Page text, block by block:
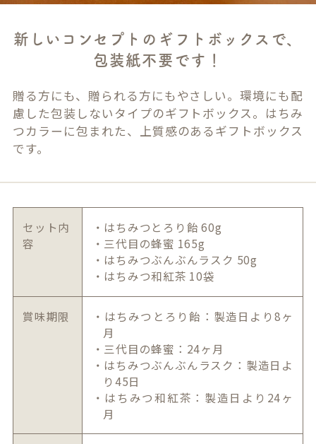
新しいコンセプトのギフトボックスで、
包装紙不要です！
贈る方にも、贈られる方にもやさしい。環境にも配
慮した包装しないタイプのギフトボックス。はちみ
つカラーに包まれた、上質感のあるギフトボックス
です。
セット内
容
・はちみつとろり飴 60g
・三代目の蜂蜜 165g
・はちみつぶんぶんラスク 50g
・はちみつ和紅茶 10袋
賞味期限
・はちみつとろり飴：製造日より8ヶ
月
・三代目の蜂蜜：24ヶ月
・はちみつぶんぶんラスク：製造日よ
り45日
・はちみつ和紅茶：製造日より24ヶ
月